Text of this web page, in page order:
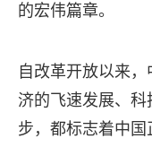
的宏伟篇章。
自改革开放以来
济的飞速发展、
步，都标志着中